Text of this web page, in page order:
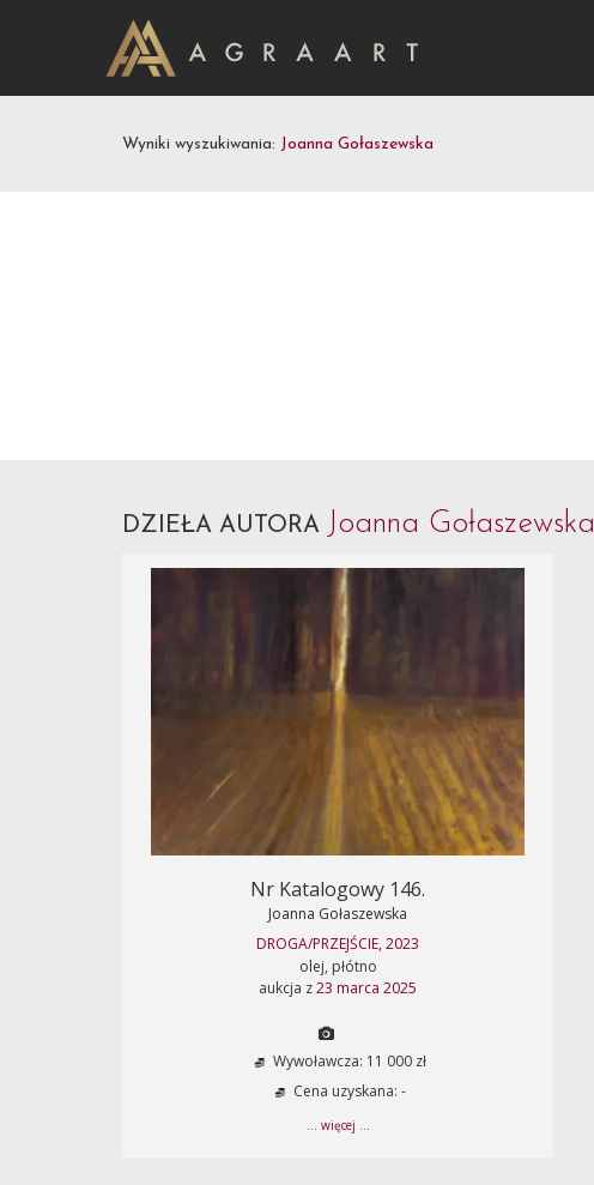
Wyniki wyszukiwania: Joanna Gołaszewska
DZIEŁA AUTORA Joanna Gołaszewska
Nr Katalogowy 146.
Joanna Gołaszewska
DROGA/PRZEJŚCIE, 2023
olej, płótno
aukcja z23 marca 2025
Wywoławcza: 11 000 zł
Cena uzyskana: -
... więcej ...